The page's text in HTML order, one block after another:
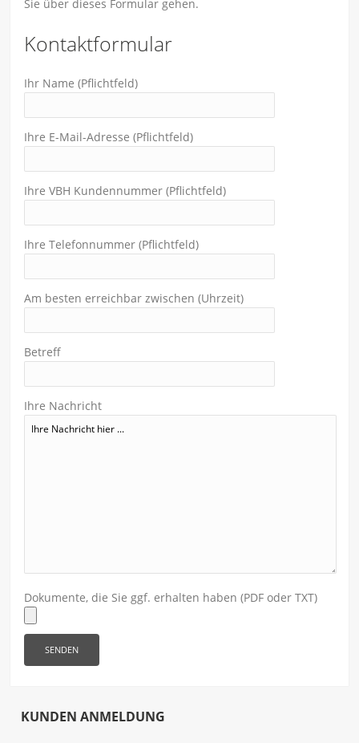
Sie über dieses Formular gehen.
Kontaktformular
Ihr Name (Pflichtfeld)
Ihre E-Mail-Adresse (Pflichtfeld)
Ihre VBH Kundennummer (Pflichtfeld)
Ihre Telefonnummer (Pflichtfeld)
Am besten erreichbar zwischen (Uhrzeit)
Betreff
Ihre Nachricht
Dokumente, die Sie ggf. erhalten haben (PDF oder TXT)
KUNDEN ANMELDUNG